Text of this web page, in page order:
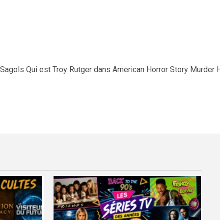
Qui est Troy Rutger dans American Horror Story Murder